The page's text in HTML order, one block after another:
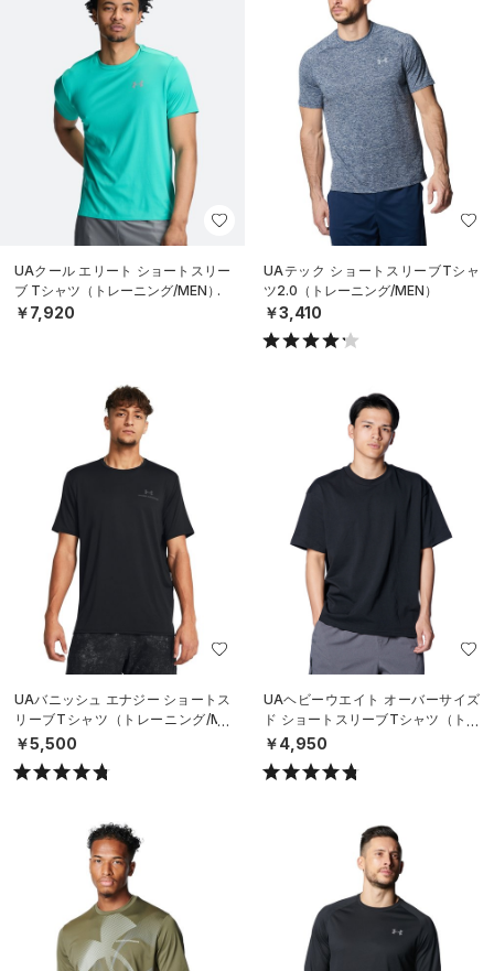
UAクール エリート ショートスリー
ブ Tシャツ（トレーニング/MEN）
￥7,920
UAテック ショートスリーブTシャ
ツ2.0（トレーニング/MEN）
￥3,410
UAバニッシュ エナジー ショートス
リーブTシャツ（トレーニング/ME
N）
￥5,500
UAヘビーウエイト オーバーサイズ
ド ショートスリーブTシャツ（トレ
ーニング/MEN）
￥4,950